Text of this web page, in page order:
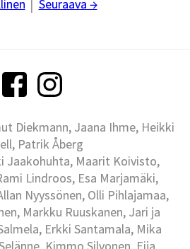
Seuraava →
Diekmann, Jaana Ihme, Heikki
Patrik Åberg
Jaakohuhta, Maarit Koivisto,
Lindroos, Esa Marjamäki,
Nyyssönen, Olli Pihlajamaa,
Markku Ruuskanen, Jari ja
Erkki Santamala, Mika